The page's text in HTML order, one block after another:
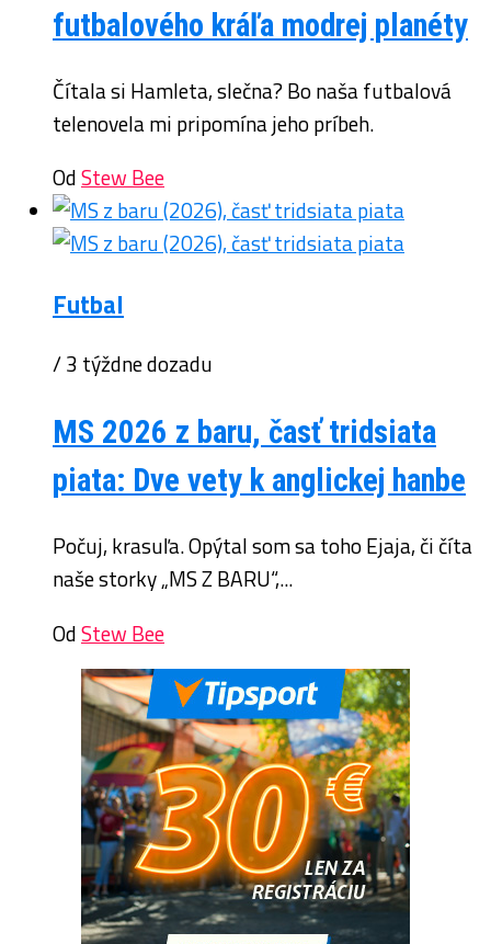
futbalového kráľa modrej planéty
Čítala si Hamleta, slečna? Bo naša futbalová
telenovela mi pripomína jeho príbeh.
OdStew Bee
Futbal
/ 3 týždne dozadu
MS 2026 z baru, časť tridsiata
piata: Dve vety k anglickej hanbe
Počuj, krasuľa. Opýtal som sa toho Ejaja, či číta
naše storky „MS Z BARU“,...
OdStew Bee